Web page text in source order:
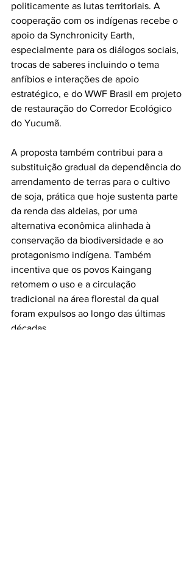
politicamente as lutas territoriais. A
cooperação com os indígenas recebe o
apoio da Synchronicity Earth,
especialmente para os diálogos sociais,
trocas de saberes incluindo o tema
anfíbios e interações de apoio
estratégico, e do WWF Brasil em projeto
de restauração do Corredor Ecológico
do Yucumã.
A proposta também contribui para a
substituição gradual da dependência do
arrendamento de terras para o cultivo
de soja, prática que hoje sustenta parte
da renda das aldeias, por uma
alternativa econômica alinhada à
conservação da biodiversidade e ao
protagonismo indígena. Também
incentiva que os povos Kaingang
retomem o uso e a circulação
tradicional na área florestal da qual
foram expulsos ao longo das últimas
décadas.